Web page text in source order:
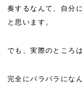
奏するなんて、自分
と思います。
でも、実際のところは
完全にバラバラにな